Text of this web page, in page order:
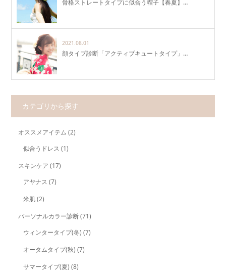
骨格ストレートタイプに似合う帽子【春夏】…
2021.08.01
顔タイプ診断「アクティブキュートタイプ」…
カテゴリから探す
オススメアイテム (2)
似合うドレス (1)
スキンケア (17)
アヤナス (7)
米肌(2)
パーソナルカラー診断(71)
ウィンタータイプ(冬) (7)
オータムタイプ(秋) (7)
サマータイプ(夏) (8)